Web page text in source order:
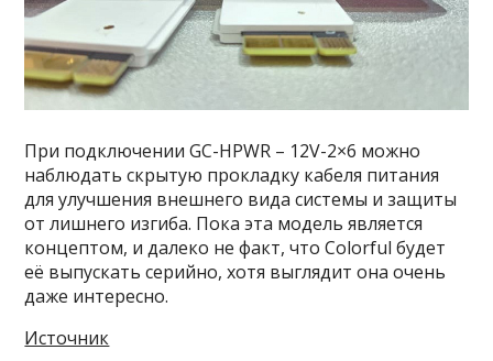
При подключении GC-HPWR – 12V-2×6 можно
наблюдать скрытую прокладку кабеля питания
для улучшения внешнего вида системы и защиты
от лишнего изгиба. Пока эта модель является
концептом, и далеко не факт, что Colorful будет
её выпускать серийно, хотя выглядит она очень
даже интересно.
Источник